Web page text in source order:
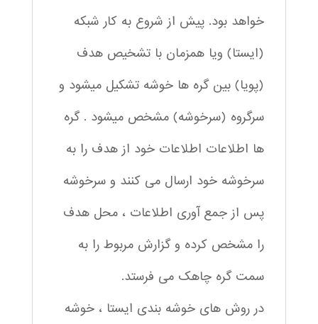
خواهد بود. پیش از شروع به کار شبکه
(ایستا) ویا همزمان با تشخیص هدف
(پویا) بین گره ها خوشه تشکیل میشود و
سرگروه (سرخوشه) مشخص میشود . گره
ها اطلاعات اطلاعات خود از هدف را به
سرخوشه خود ارسال می کنند و سرخوشه
پس از جمع آوری اطلاعات ، محل هدف
را مشخص کرده و گزارش مربوط را به
سمت گره چاهک می فرستد.
در روش های خوشه بندی ایستا ، خوشه